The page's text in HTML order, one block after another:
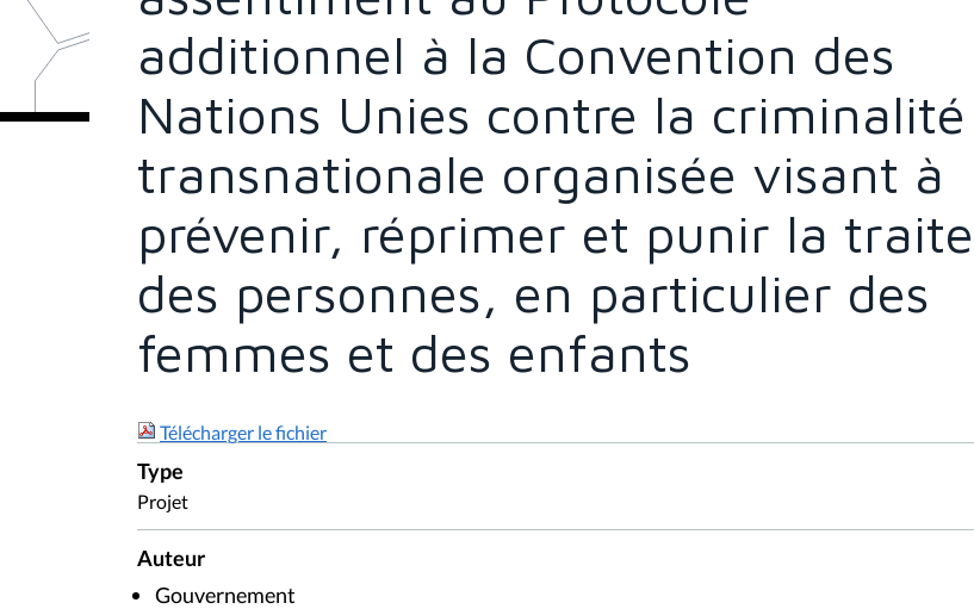
additionnel à la Convention des
Nations Unies contre la criminalité
transnationale organisée visant à
prévenir, réprimer et punir la traite
des personnes, en particulier des
femmes et des enfants
Télécharger le fichier
Type
Projet
Auteur
Gouvernement